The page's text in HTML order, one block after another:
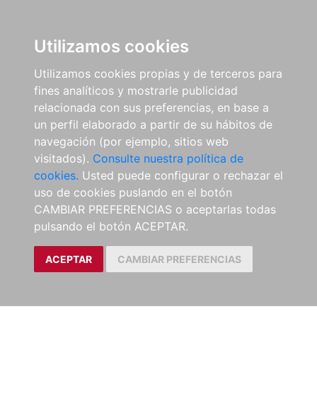
Utilizamos cookies
Utilizamos cookies propias y de terceros para
fines analíticos y mostrarle publicidad
relacionada con sus preferencias, en base a
un perfil elaborado a partir de su hábitos de
navegación (por ejemplo, sitios web
visitados). Consulte nuestra política de
cookies. Usted puede configurar o rechazar el
uso de cookies puslando en el botón
CAMBIAR PREFERENCIAS o aceptarlas todas
pulsando el botón ACEPTAR.
ACEPTAR CAMBIAR PREFERENCIAS